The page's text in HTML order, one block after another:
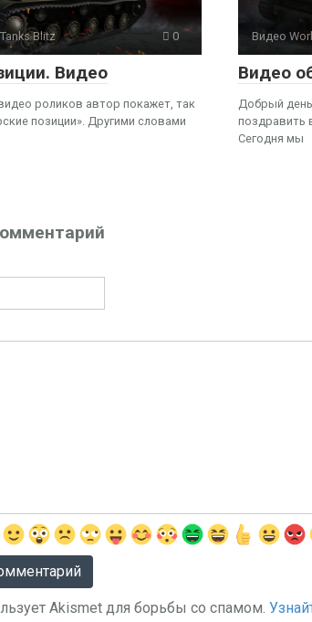
Blitz 0
Видео
роликов автор покажет, так
позиции». Другими словами
Видео
Видео
Добрый
поздравить
Сегодня мы
Akismet для борьбы со спамом.